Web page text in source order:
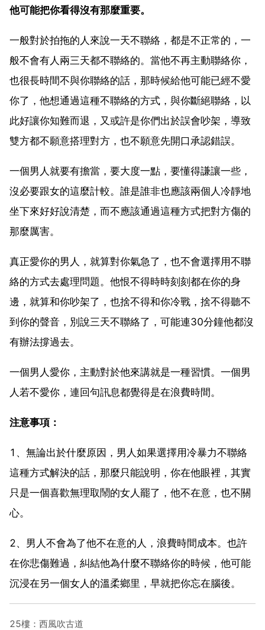
他可能把你看得沒有那麼重要。
一般對於拍拖的人來說一天不聯絡，都是不正常的，一
般不會有人兩三天都不聯絡的。當他不再主動聯絡你，
也很長時間不與你聯絡的話，那時候給他可能已經不愛
你了，他想通過這種不聯絡的方式，與你斷絕聯絡，以
此好讓你知難而退，又或許是你們出於誤會吵架，導致
雙方都不願意搭理對方，也不願意先開口承認錯誤。
一個男人就要有擔當，要大度一點，要懂得謙讓一些，
沒必要跟女的這麼計較。誰是誰非也應該兩個人冷靜地
坐下來好好說清楚，而不應該通過這種方式把對方傷的
那麼厲害。
真正愛你的男人，就算對你氣急了，也不會選擇用不聯
絡的方式去處理問題。他恨不得時時刻刻都在你的身
邊，就算和你吵架了，也捨不得和你冷戰，捨不得聽不
到你的聲音，別說三天不聯絡了，可能連30分鐘他都沒
有辦法撐過去。
一個男人愛你，主動對於他來講就是一種習慣。一個男
人若不愛你，連回句訊息都覺得是在浪費時間。
注意事項：
1、無論出於什麼原因，男人如果選擇用冷暴力不聯絡
這種方式解決的話，那麼只能說明，你在他眼裡，其實
只是一個喜歡無理取鬧的女人罷了，他不在意，也不關
心。
2、男人不會為了他不在意的人，浪費時間成本。也許
在你悲傷難過，糾結他為什麼不聯絡你的時候，他可能
沉浸在另一個女人的溫柔鄉里，早就把你忘在腦後。
25樓：西風吹古道